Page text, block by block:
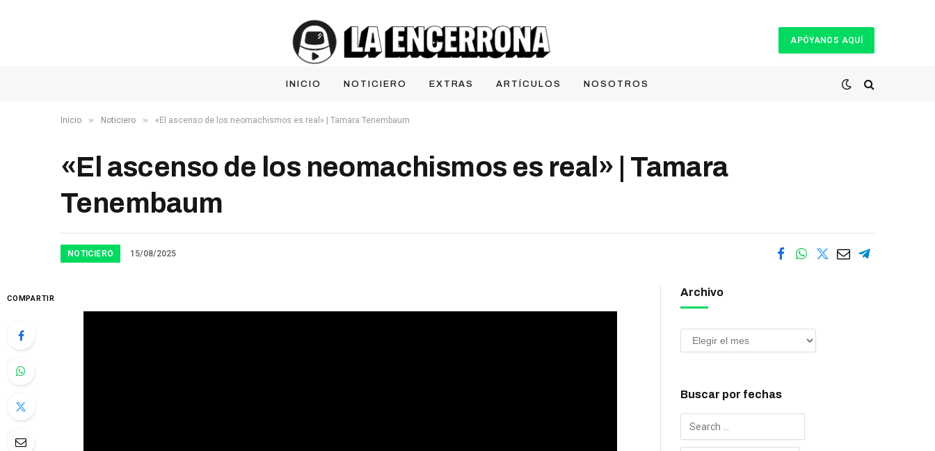
APÓYANOS AQUÍ
INICIO NOTICIERO EXTRAS ARTÍCULOS NOSOTROS
Inicio » Noticiero » «El ascenso de los neomachismos es real» | Tamara Tenembaum
«El ascenso de los neomachismos es real» | Tamara
Tenembaum
NOTICIERO 15/08/2025
COMPARTIR
Archivo
Buscar por fechas